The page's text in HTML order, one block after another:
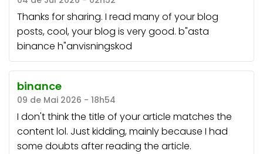
Thanks for sharing. I read many of your blog
posts, cool, your blog is very good. b"asta
binance h"anvisningskod
binance
09 de Mai 2026 - 18h54
I don't think the title of your article matches the
content lol. Just kidding, mainly because I had
some doubts after reading the article.